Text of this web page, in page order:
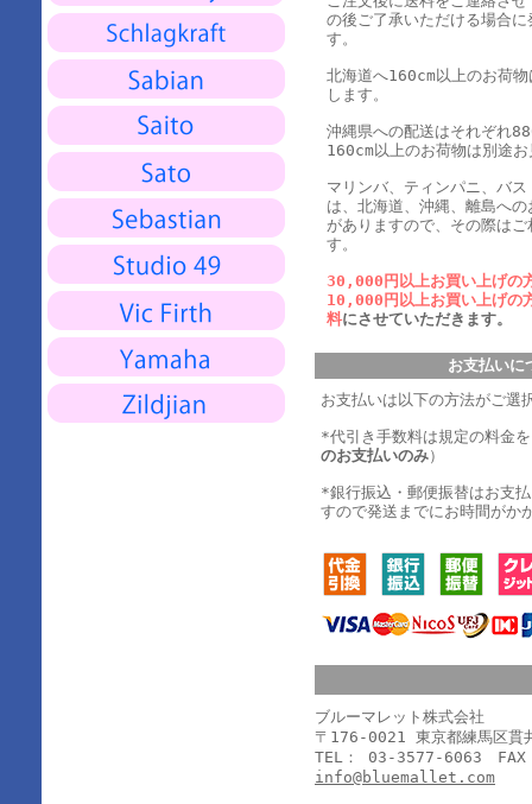
の後ご了承いただける場合
す。
北海道へ160cm以上のお荷
します。
沖縄県への配送はそれぞれ
160cm以上のお荷物は別途
マリンバ、ティンパニ、バ
は、北海道、沖縄、離島へ
がありますので、その際は
す。
30,000円以上お買い上げの
10,000円以上お買い上げの
料にさせていただきます。
お支払いに
お支払いは以下の方法がご選
*代引き手数料は規定の料金
のお支払いのみ）
*銀行振込・郵便振替はお支
すので発送までにお時間がか
ブルーマレット株式会社
〒176-0021 東京都練馬区貫
TEL： 03-3577-6063
info@bluemallet.com